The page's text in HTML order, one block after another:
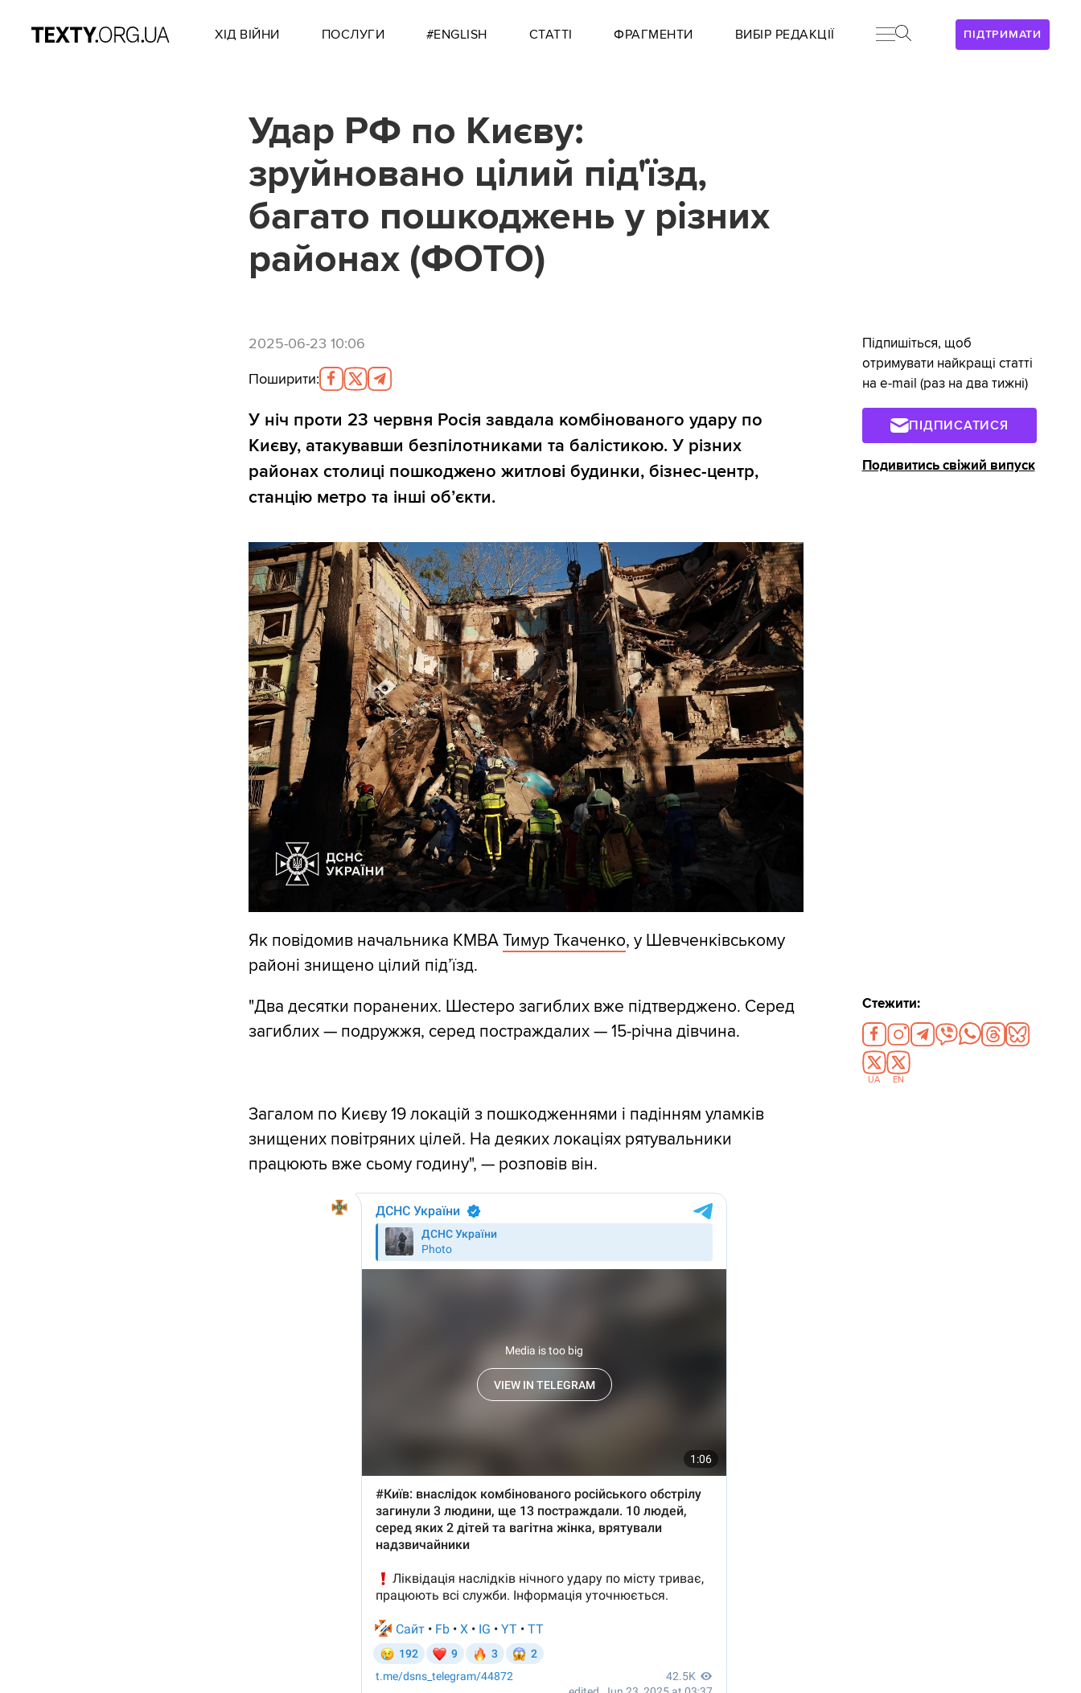
ПІДТРИМАТИ
ХІД ВІЙНИ ПОСЛУГИ #ENGLISH СТАТТІ ФРАГМЕНТИ ВИБІР РЕДАКЦІЇ
Удар РФ по Києву:
зруйновано цілий під'їзд,
багато пошкоджень у різних
районах (ФОТО)
2025-06-23 10:06
Поширити:
У ніч проти 23 червня Росія завдала комбінованого удару по
Києву, атакувавши безпілотниками та балістикою. У різних
районах столиці пошкоджено житлові будинки, бізнес-центр,
станцію метро та інші об’єкти.
Як повідомив начальника КМВА Тимур Ткаченко, у Шевченківському
районі знищено цілий підʼїзд.
"Два десятки поранених. Шестеро загиблих вже підтверджено. Серед
загиблих — подружжя, серед постраждалих — 15-річна дівчина.
Загалом по Києву 19 локацій з пошкодженнями і падінням уламків
знищених повітряних цілей. На деяких локаціях рятувальники
працюють вже сьому годину", — розповів він.
Підпишіться, щоб
отримувати найкращі статті
на e-mail (раз на два тижні)
ПІДПИСАТИСЯ
Подивитись свіжий випуск
Стежити:
UA EN